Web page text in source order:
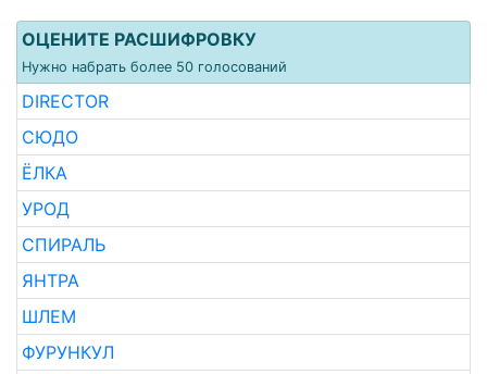
ОЦЕНИТЕ РАСШИФРОВКУ
Нужно набрать более 50 голосований
DIRECTOR
СЮДО
ЁЛКА
УРОД
СПИРАЛЬ
ЯНТРА
ШЛЕМ
ФУРУНКУЛ